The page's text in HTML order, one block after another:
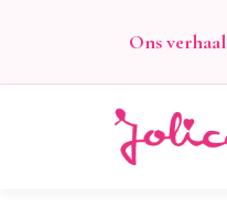
Ons verhaal